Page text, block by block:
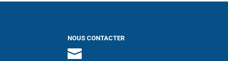
NOUS CONTACTER